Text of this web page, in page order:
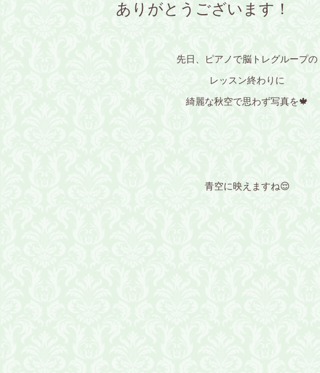
ありがとうございます！
先日、ピアノで脳トレグループの
レッスン終わりに
綺麗な秋空で思わず写真を🍁
青空に映えますね😌